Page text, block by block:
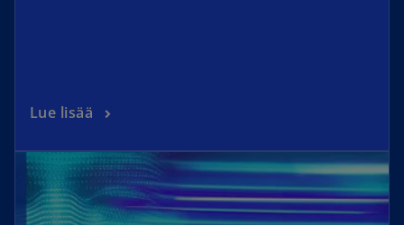
Lue lisää